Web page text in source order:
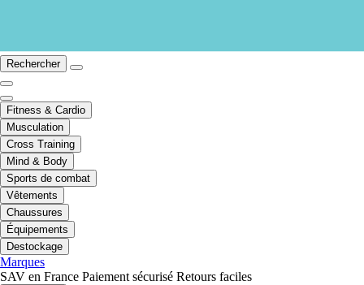
Rechercher
Fitness & Cardio
Musculation
Cross Training
Mind & Body
Sports de combat
Vêtements
Chaussures
Équipements
Destockage
Marques
SAV en France Paiement sécurisé Retours faciles